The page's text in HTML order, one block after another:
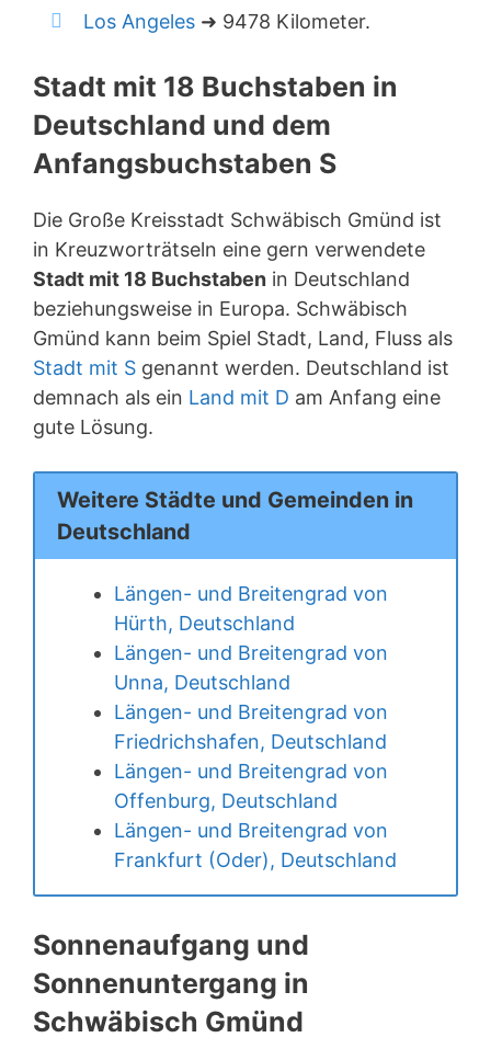
Los Angeles ➜ 9478 Kilometer.
Stadt mit 18 Buchstaben in
Deutschland und dem
Anfangsbuchstaben S
Die Große Kreisstadt Schwäbisch Gmünd ist
in Kreuzworträtseln eine gern verwendete
Stadt mit 18 Buchstaben in Deutschland
beziehungsweise in Europa. Schwäbisch
Gmünd kann beim Spiel Stadt, Land, Fluss als
Stadt mit S genannt werden. Deutschland ist
demnach als ein Land mit D am Anfang eine
gute Lösung.
Weitere Städte und Gemeinden in
Deutschland
Längen- und Breitengrad von
Hürth, Deutschland
Längen- und Breitengrad von
Unna, Deutschland
Längen- und Breitengrad von
Friedrichshafen, Deutschland
Längen- und Breitengrad von
Offenburg, Deutschland
Längen- und Breitengrad von
Frankfurt (Oder), Deutschland
Sonnenaufgang und
Sonnenuntergang in
Schwäbisch Gmünd